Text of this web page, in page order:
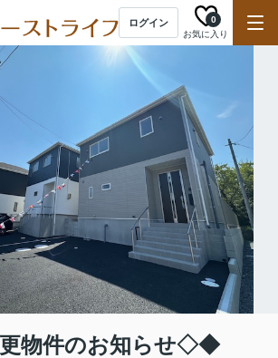
ログイン
お気に入り
0
物件のお知らせ◇◆